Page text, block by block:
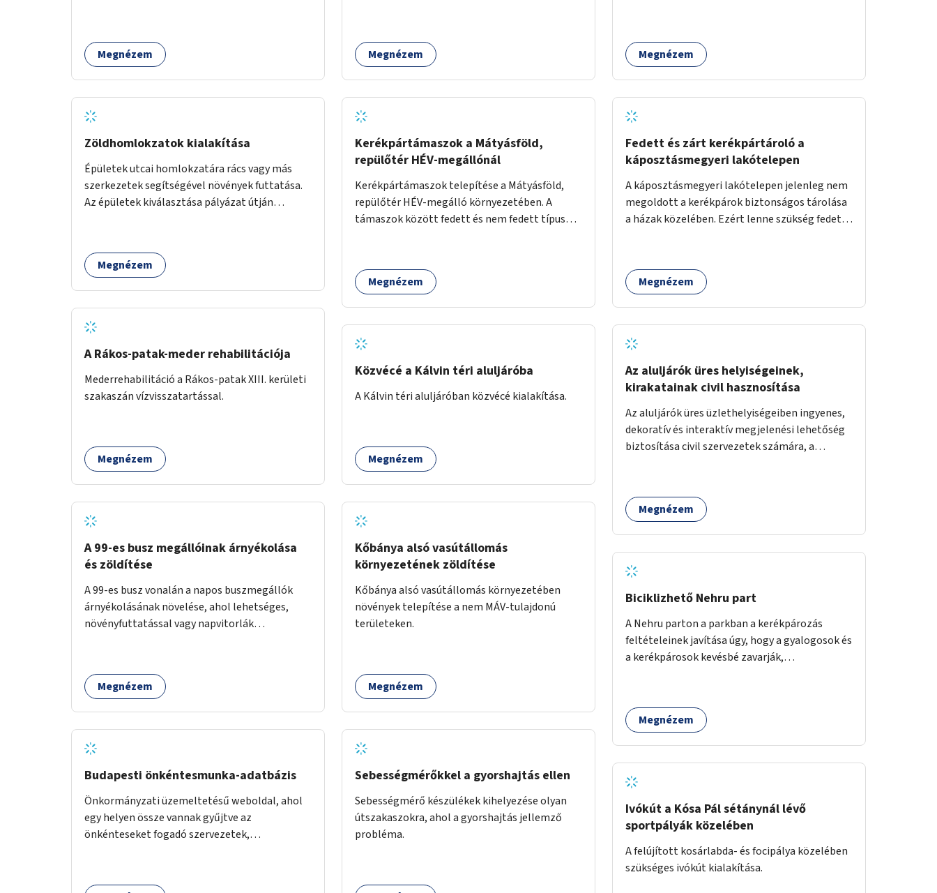
Megnézem
Zöldhomlokzatok kialakítása
Épületek utcai homlokzatára rács vagy más
szerkezetek segítségével növények futtatása.
Az épületek kiválasztása pályázat útján
Megnézem
A Rákos-patak-meder rehabilitációja
Mederrehabilitáció a Rákos-patak XIII. kerületi
szakaszán vízvisszatartással.
Megnézem
A 99-es busz megállóinak árnyékolása
és zöldítése
A 99-es busz vonalán a napos buszmegállók
árnyékolásának növelése, ahol lehetséges,
növényfuttatással vagy napvitorlák
figyelembevételével.
Megnézem
Budapesti önkéntesmunka-adatbázis
Önkormányzati üzemeltetésű weboldal, ahol
egy helyen össze vannak gyűjtve az
önkénteseket fogadó szervezetek,
helyszín és/vagy intézmény, illetve a munka
csoportfoglalkozásoknak, kulturális
eseményeknek és civil szervezetek
Megnézem
Kerékpártámaszok a Mátyásföld,
repülőtér HÉV-megállónál
Kerékpártámaszok telepítése a Mátyásföld,
repülőtér HÉV-megálló környezetében. A
támaszok között fedett és nem fedett típusok
Megnézem
Közvécé a Kálvin téri aluljáróba
A Kálvin téri aluljáróban közvécé kialakítása.
Megnézem
Kőbánya alsó vasútállomás
környezetének zöldítése
Kőbánya alsó vasútállomás környezetében
növények telepítése a nem MÁV-tulajdonú
területeken.
Megnézem
Sebességmérőkkel a gyorshajtás ellen
Sebességmérő készülékek kihelyezése olyan
útszakaszokra, ahol a gyorshajtás jellemző
probléma.
Megnézem
Fedett és zárt kerékpártároló a
káposztásmegyeri lakótelepen
A káposztásmegyeri lakótelepen jelenleg nem
megoldott a kerékpárok biztonságos tárolása
a házak közelében. Ezért lenne szükség fedett,
időjárás viszontagságaival szemben.
Megnézem
Az aluljárók üres helyiségeinek,
kirakatainak civil hasznosítása
Az aluljárók üres üzlethelyiségeiben ingyenes,
dekoratív és interaktív megjelenési lehetőség
biztosítása civil szervezetek számára, a
mutassanak be látványos, gondolatébresztő
formában, például rajzokkal, kérdésekkel,
nélkül, a jelenlegi elhanyagolt állapot helyett.
Megnézem
Biciklizhető Nehru part
A Nehru parton a parkban a kerékpározás
feltételeinek javítása úgy, hogy a gyalogosok és
a kerékpárosok kevésbé zavarják,
Megnézem
Ivókút a Kósa Pál sétánynál lévő
sportpályák közelében
A felújított kosárlabda- és focipálya közelében
szükséges ivókút kialakítása.